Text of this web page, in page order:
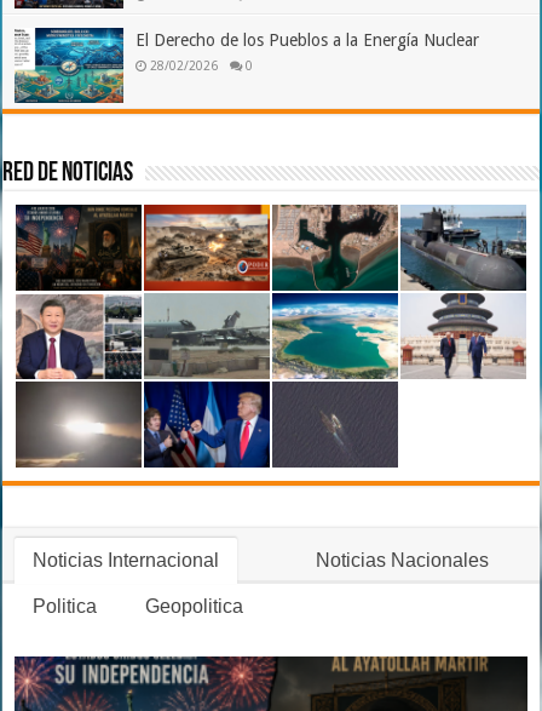
El Derecho de los Pueblos a la Energía Nuclear
28/02/2026 0
Red de Noticias
Noticias Internacional Noticias Nacionales
Politica Geopolitica